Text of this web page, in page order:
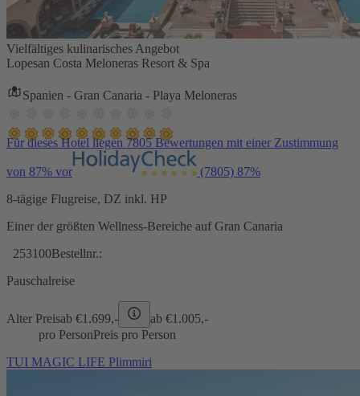
Vielfältiges kulinarisches Angebot
Lopesan Costa Meloneras Resort & Spa
Spanien - Gran Canaria - Playa Meloneras
Für dieses Hotel liegen 7805 Bewertungen mit einer Zustimmung
von 87% vor (7805) 87%
8-tägige Flugreise, DZ inkl. HP
Einer der größten Wellness-Bereiche auf Gran Canaria
253100Bestellnr.:
Pauschalreise
Alter Preisab €1.699,- ab €1.005,-
pro PersonPreis pro Person
TUI MAGIC LIFE Plimmiri